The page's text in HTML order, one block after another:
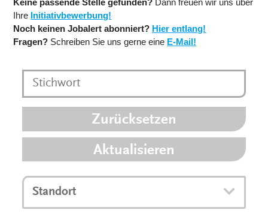
Keine passende Stelle gefunden? Dann freuen wir uns über
Ihre Initiativbewerbung!
Noch keinen Jobalert abonniert? Hier entlang!
Fragen? Schreiben Sie uns gerne eine E-Mail!
Zurücksetzen
Aktualisieren
Standort